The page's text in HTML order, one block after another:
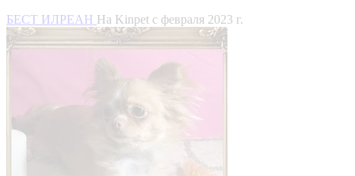
БЕСТ ИЛРЕАН На Kinpet c февраля 2023 г.